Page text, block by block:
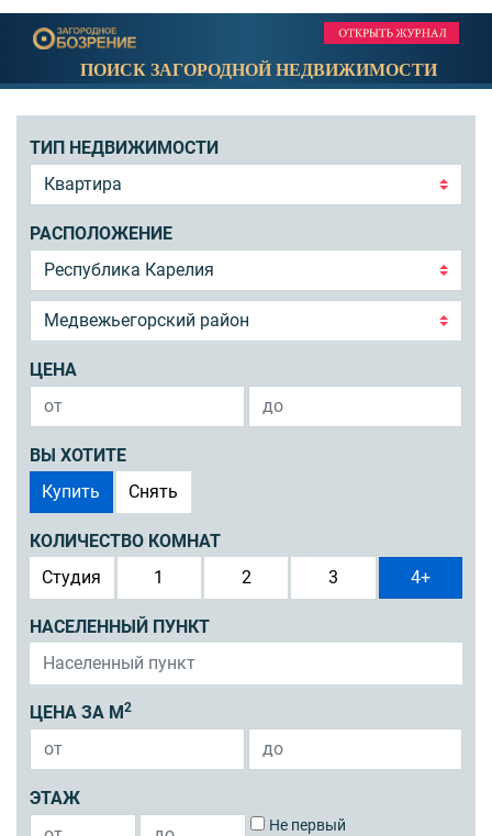
ПОИСК ЗАГОРОДНОЙ НЕДВИЖИМОСТИ
ТИП НЕДВИЖИМОСТИ
РАСПОЛОЖЕНИЕ
ЦЕНА
ВЫ ХОТИТЕ
Купить
Снять
КОЛИЧЕСТВО КОМНАТ
Студия
1 2 3 4+
НАСЕЛЕННЫЙ ПУНКТ
ЦЕНА ЗА М 2
ЭТАЖ
Не первый